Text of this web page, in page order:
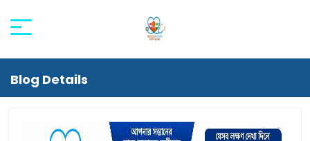
Blog Details